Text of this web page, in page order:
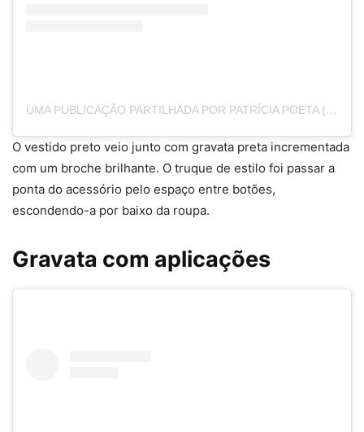
UMA PUBLICAÇÃO PARTILHADA POR PATRÍCIA POETA (@PATRICIAPOETA)
O vestido preto veio junto com gravata preta incrementada
com um broche brilhante. O truque de estilo foi passar a
ponta do acessório pelo espaço entre botões,
escondendo-a por baixo da roupa.
Gravata com aplicações